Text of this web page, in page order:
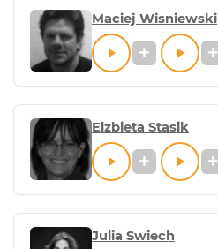
Maciej Wisniewski
Elzbieta Stasik
Julia Swiech